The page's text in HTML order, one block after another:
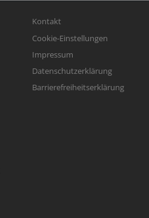
Fußbereichsmenü
Kontakt
Cookie-Einstellungen
Impressum
Datenschutzerklärung
Barrierefreiheitserklärung